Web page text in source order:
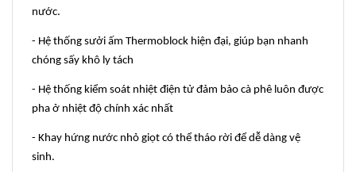
nước.
- Hệ thống sưởi ấm Thermoblock hiện đại, giúp bạn nhanh
chóng sấy khô ly tách
- Hệ thống kiểm soát nhiệt điện tử đảm bảo cà phê luôn được
pha ở nhiệt độ chính xác nhất
- Khay hứng nước nhỏ giọt có thể tháo rời để dễ dàng vệ
sinh.